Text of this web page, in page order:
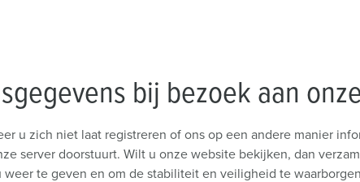
bij bezoek aan
u zich niet laat registreren of ons op een andere manier
server doorstuurt. Wilt u onze website bekijken, dan
te geven en om de stabiliteit en veiligheid te